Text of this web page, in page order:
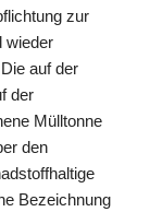
zur
wieder
auf der
der
Mülltonne
den
Bezeichnung